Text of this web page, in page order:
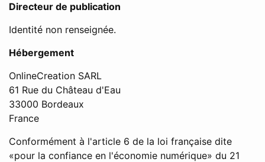
Directeur de publication
Identité non renseignée.
Hébergement
OnlineCreation SARL
61 Rue du Château d'Eau
33000 Bordeaux
France
Conformément à l'article 6 de la loi française dite
«pour la confiance en l'économie numérique» du 21